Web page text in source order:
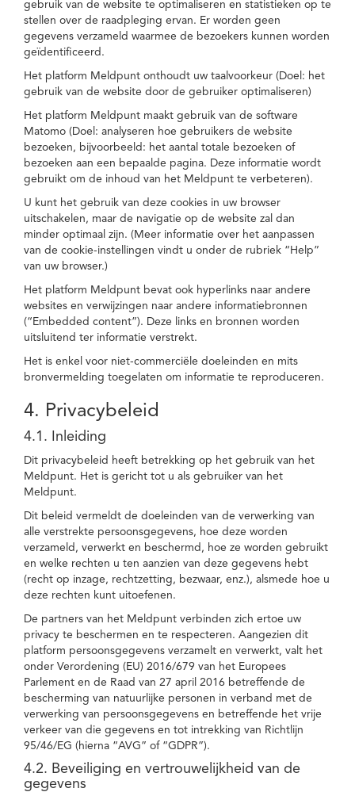
gebruik van de website te optimaliseren en statistieken op te
stellen over de raadpleging ervan. Er worden geen
gegevens verzameld waarmee de bezoekers kunnen worden
geïdentificeerd.
Het platform Meldpunt onthoudt uw taalvoorkeur (Doel: het
gebruik van de website door de gebruiker optimaliseren)
Het platform Meldpunt maakt gebruik van de software
Matomo (Doel: analyseren hoe gebruikers de website
bezoeken, bijvoorbeeld: het aantal totale bezoeken of
bezoeken aan een bepaalde pagina. Deze informatie wordt
gebruikt om de inhoud van het Meldpunt te verbeteren).
U kunt het gebruik van deze cookies in uw browser
uitschakelen, maar de navigatie op de website zal dan
minder optimaal zijn. (Meer informatie over het aanpassen
van de cookie-instellingen vindt u onder de rubriek “Help”
van uw browser.)
Het platform Meldpunt bevat ook hyperlinks naar andere
websites en verwijzingen naar andere informatiebronnen
(“Embedded content”). Deze links en bronnen worden
uitsluitend ter informatie verstrekt.
Het is enkel voor niet-commerciële doeleinden en mits
bronvermelding toegelaten om informatie te reproduceren.
4. Privacybeleid
4.1. Inleiding
Dit privacybeleid heeft betrekking op het gebruik van het
Meldpunt. Het is gericht tot u als gebruiker van het
Meldpunt.
Dit beleid vermeldt de doeleinden van de verwerking van
alle verstrekte persoonsgegevens, hoe deze worden
verzameld, verwerkt en beschermd, hoe ze worden gebruikt
en welke rechten u ten aanzien van deze gegevens hebt
(recht op inzage, rechtzetting, bezwaar, enz.), alsmede hoe u
deze rechten kunt uitoefenen.
De partners van het Meldpunt verbinden zich ertoe uw
privacy te beschermen en te respecteren. Aangezien dit
platform persoonsgegevens verzamelt en verwerkt, valt het
onder Verordening (EU) 2016/679 van het Europees
Parlement en de Raad van 27 april 2016 betreffende de
bescherming van natuurlijke personen in verband met de
verwerking van persoonsgegevens en betreffende het vrije
verkeer van die gegevens en tot intrekking van Richtlijn
95/46/EG (hierna “AVG” of “GDPR”).
4.2. Beveiliging en vertrouwelijkheid van de
gegevens